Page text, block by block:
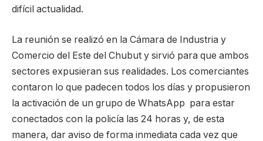
difícil actualidad.
La reunión se realizó en la Cámara de Industria y
Comercio del Este del Chubut y sirvió para que ambos
sectores expusieran sus realidades. Los comerciantes
contaron lo que padecen todos los días y propusieron
la activación de un grupo de WhatsApp para estar
conectados con la policía las 24 horas y, de esta
manera, dar aviso de forma inmediata cada vez que